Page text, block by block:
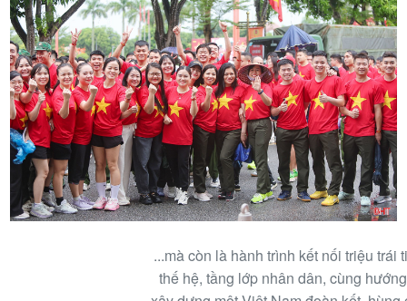
...mà còn là hành trình kết nối triệu trái
thế hệ, tầng lớp nhân dân, cùng